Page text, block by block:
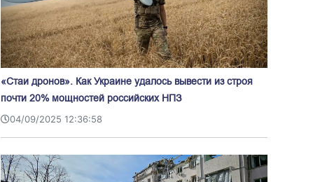
«Стаи дронов». Как Украине удалось вывести из строя
почти 20% мощностей российских НПЗ
04/09/2025 12:36:58